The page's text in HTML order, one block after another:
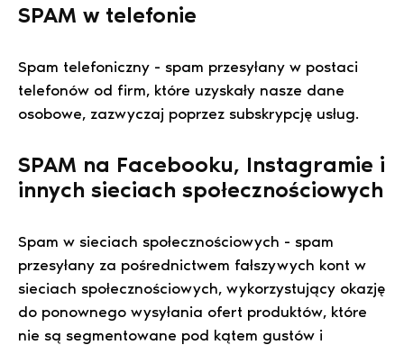
SPAM w telefonie
Spam telefoniczny - spam przesyłany w postaci
telefonów od firm, które uzyskały nasze dane
osobowe, zazwyczaj poprzez subskrypcję usług.
SPAM na Facebooku, Instagramie i
innych sieciach społecznościowych
Spam w sieciach społecznościowych - spam
przesyłany za pośrednictwem fałszywych kont w
sieciach społecznościowych, wykorzystujący okazję
do ponownego wysyłania ofert produktów, które
nie są segmentowane pod kątem gustów i